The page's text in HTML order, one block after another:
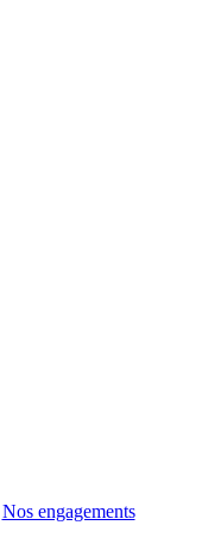
Nos engagements